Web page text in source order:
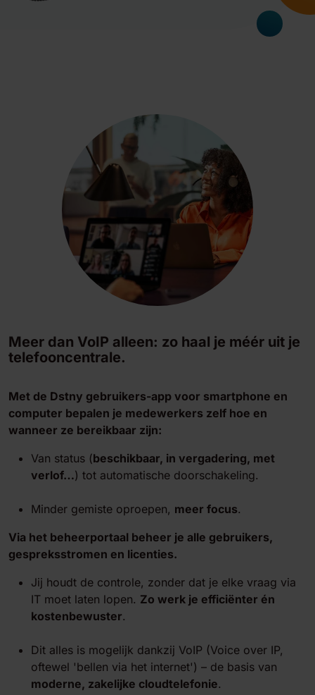
Meer dan VoIP alleen: zo haal je méér uit je
telefooncentrale.
Met de Dstny gebruikers-app voor smartphone en
computer bepalen je medewerkers zelf hoe en
wanneer ze bereikbaar zijn:
Van status (beschikbaar, in vergadering, met
verlof…) tot automatische doorschakeling.
Minder gemiste oproepen, meer focus.
Via het beheerportaal beheer je alle gebruikers,
gespreksstromen en licenties.
Jij houdt de controle, zonder dat je elke vraag via
IT moet laten lopen. Zo werk je efficiënter én
kostenbewuster.
Dit alles is mogelijk dankzij VoIP (Voice over IP,
oftewel 'bellen via het internet') – de basis van
moderne, zakelijke cloudtelefonie.